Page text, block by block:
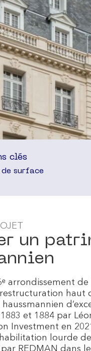
clés
de surface
un
arrondissement de
haut
et 1884 par
Investment en
lourde
REDMAN dans